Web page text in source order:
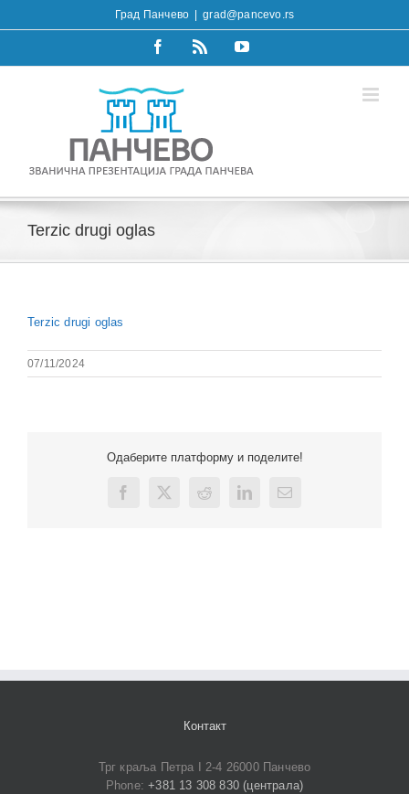
to
Град Панчево grad@pancevo.rs
FacebookRss YouTube
Terzic drugi oglas
Terzic drugi oglas
07/11/2024
Одаберите платформу и поделите!
Facebook
X Reddit LinkedInEmail
Контакт
Трг краља Петра I 2-4 26000 Панчево
Phone:+381 13 308 830 (централа)